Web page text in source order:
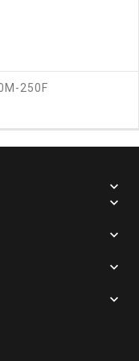
250F




